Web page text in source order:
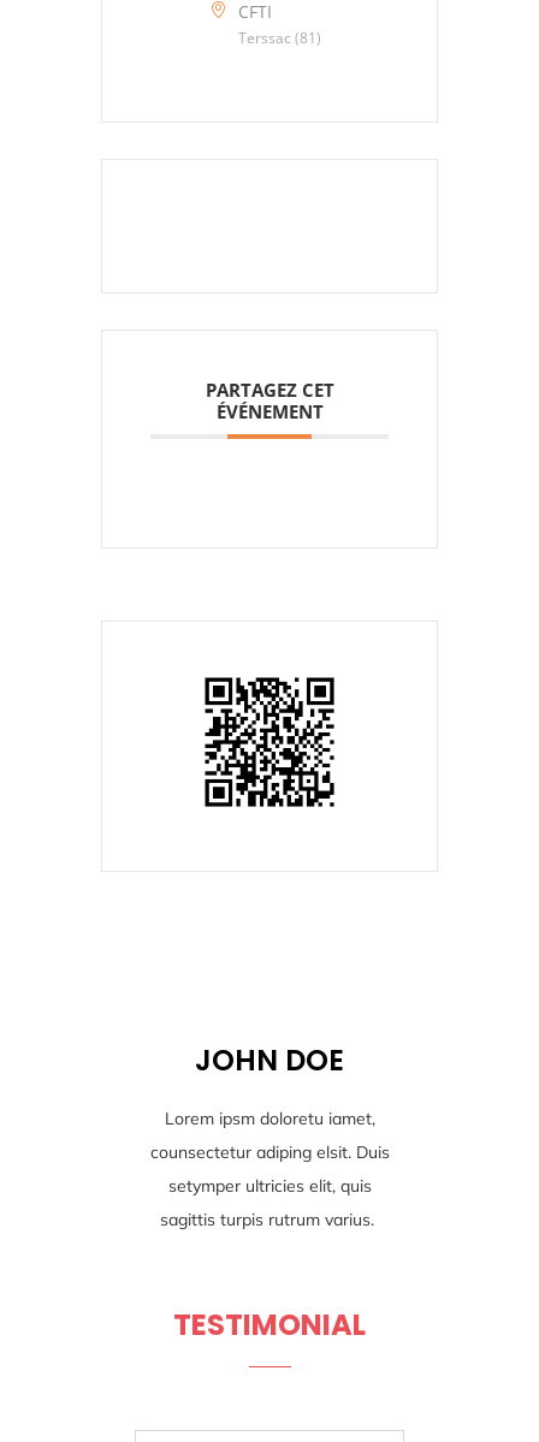
CFTI
Terssac (81)
PARTAGEZ CET
ÉVÉNEMENT
JOHN DOE
Lorem ipsm doloretu iamet,
counsectetur adiping elsit. Duis
setymper ultricies elit, quis
sagittis turpis rutrum varius.
TESTIMONIAL